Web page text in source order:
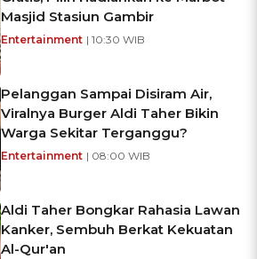
Masjid Stasiun Gambir
Entertainment | 10:30 WIB
Pelanggan Sampai Disiram Air,
Viralnya Burger Aldi Taher Bikin
Warga Sekitar Terganggu?
Entertainment | 08:00 WIB
Aldi Taher Bongkar Rahasia Lawan
Kanker, Sembuh Berkat Kekuatan
Al-Qur'an